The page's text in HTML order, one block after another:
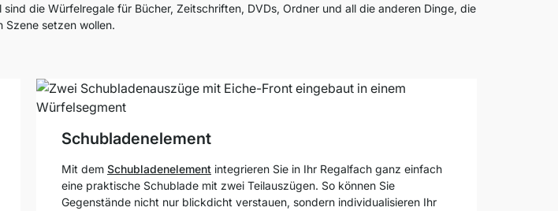
die Würfelregale für Bücher, Zeitschriften, DVDs, Ordner und all die anderen Dinge, die
Szene setzen wollen.
Schubladenelement
Mit dem Schubladenelement integrieren Sie in Ihr Regalfach ganz einfach
eine praktische Schublade mit zwei Teilauszügen. So können Sie
Gegenstände nicht nur blickdicht verstauen, sondern individualisieren Ihr